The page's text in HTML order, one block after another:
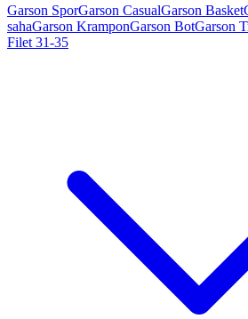
Garson SporGarson CasualGarson Basket
sahaGarson KramponGarson BotGarson
Filet 31-35